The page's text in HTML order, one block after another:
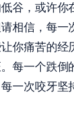
谷，或许你
相信，每一
你痛苦的经
每一个跌倒
一次咬牙坚